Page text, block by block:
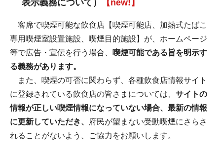
表示義務について）
【new!】
客席で喫煙可能な飲食店【喫煙可能店、加熱式たばこ
専用喫煙室設置施設、喫煙目的施設】が、ホームページ
等で広告・宣伝を行う場合、
喫煙可能である旨を明示す
る義務があります。
また、喫煙の可否に関わらず、各種飲食店情報サイト
に登録されている飲食店の皆さまについては、 サイトの
情報が正しい喫煙情報になっていない場合、最新の情報
に更新していただき、
府民が望まない受動喫煙にさらさ
れることがないよう、ご協力をお願いします。